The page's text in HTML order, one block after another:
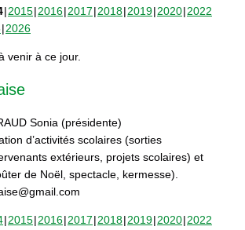
2015 2016 2017 2018 2019 2020 2022
2026
venir à ce jour.
Sonia (présidente)
d’activités scolaires (sorties
extérieurs, projets scolaires) et
de Noël, spectacle, kermesse).
2015 2016 2017 2018 2019 2020 2022